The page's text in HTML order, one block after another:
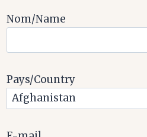
Nom/Name
Pays/Country